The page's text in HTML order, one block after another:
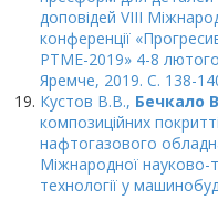
доповідей VIII
конференції
PTME-2019» 4-8
Яремче, 2019. С. 138-
Кустов В.В., Бечкало
композиційних
нафтогазового
Міжнародної науково-
технології у